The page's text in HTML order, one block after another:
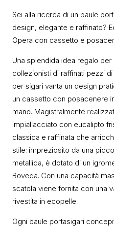
Sei alla ricerca di un baule
design, elegante e raffinato?
Opera con cassetto e
Una splendida idea regalo
collezionisti di raffinati pezzi
per sigari vanta un design
un cassetto con posacenere
mano. Magistralmente
impiallacciato con eucalipto
classica e raffinata che
stile: impreziosito da una
metallica, è dotato di un
Boveda. Con una capacità
scatola viene fornita con una
rivestita in ecopelle.
Ogni baule portasigari